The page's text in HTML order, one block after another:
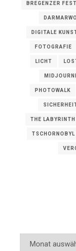
BREGENZER
DIGITALE
FOTOGRAFIE
LICHT
PHOTOWALK
THE
Archiv